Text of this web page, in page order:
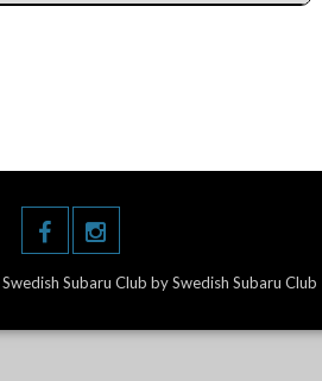
Swedish Subaru Club by Swedish Subaru Club